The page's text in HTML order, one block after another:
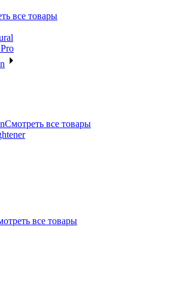
все товары
Смотреть все товары
все товары